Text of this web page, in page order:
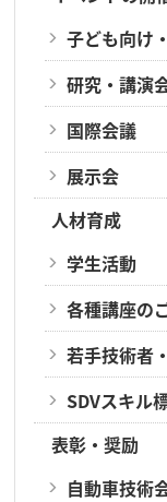
子ども向け
研究・講演
国際会議
展示会
人材育成
学生活動
各種講座の
若手技術者
SDVスキル
表彰・奨励
自動車技術